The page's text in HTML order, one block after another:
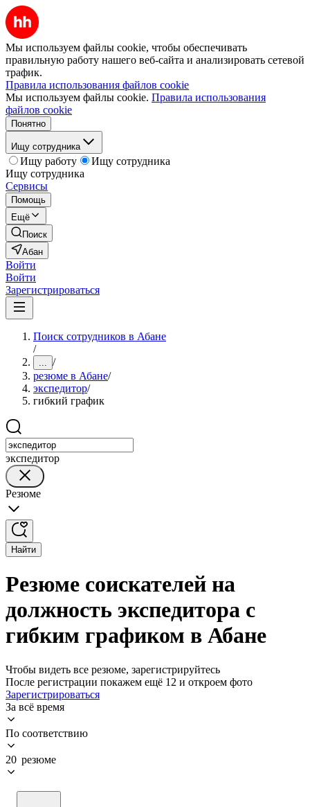
Мы используем файлы cookie, чтобы обеспечивать
правильную работу нашего веб-сайта и анализировать сетевой
трафик.
Правила использования файлов cookie
Мы используем файлы cookie. Правила использования
файлов cookie
Понятно
Ищу сотрудника
Ищу работу
Ищу сотрудника
Ищу сотрудника
Сервисы
Помощь
Ещё
Поиск
Абан
Войти
Войти
Зарегистрироваться
Поиск сотрудников в Абане
/
... /
резюме в Абане/
экспедитор/
гибкий график
экспедитор
Резюме
Найти
Резюме соискателей на
должность экспедитора с
гибким графиком в Абане
Чтобы видеть все резюме, зарегистрируйтесь
После регистрации покажем ещё 12 и откроем фото
Зарегистрироваться
За всё время
По соответствию
20 резюме